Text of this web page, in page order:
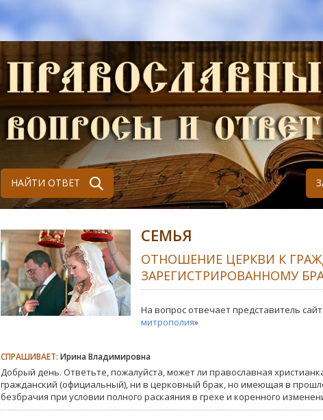
НАЙТИ ОТВЕТ
СЕМЬЯ
ОТНОШЕНИЕ ЦЕРКВИ К
ЗАРЕГИСТРИРОВАННОМУ
На вопрос отвечает представитель
митрополия»
СПРАШИВАЕТ: Ирина Владимировна
Добрый день. Ответьте, пожалуйста, может ли православная
гражданский (официальный), ни в церковный брак, но имеющая в
безбрачия при условии полного раскаяния в грехе и коренного